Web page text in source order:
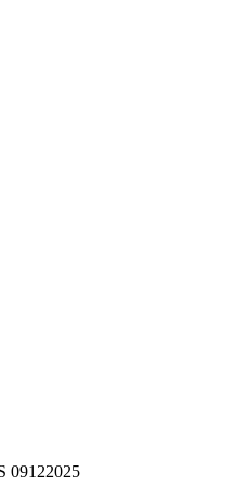
09122025